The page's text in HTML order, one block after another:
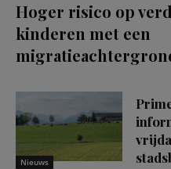
Hoger risico op
kinderen met een
Nieuws